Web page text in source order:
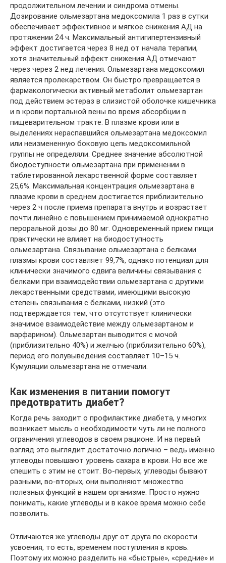
продолжительном лечении и синдрома отмены.
Дозирование ольмезартана медоксомила 1 раз в сутки
обеспечивает эффективное и мягкое снижения АД на
протяжении 24 ч. Максимальный антигипертензивный
эффект достигается через 8 нед от начала терапии,
хотя значительный эффект снижения АД отмечают
через через 2 нед лечения. Ольмезартана медоксомил
является пролекарством. Он быстро превращается в
фармакологически активный метаболит ольмезартан
под действием эстераз в слизистой оболочке кишечника
и в крови портальной вены во время абсорбции в
пищеварительном тракте. В плазме крови или в
выделениях нераспавшийся ольмезартана медоксомил
или неизмененную боковую цепь медоксомильной
группы не определяли. Среднее значение абсолютной
биодоступности ольмезартана при применении в
таблетированной лекарственной форме составляет
25,6%. Максимальная концентрация ольмезартана в
плазме крови в среднем достигается приблизительно
через 2 ч после приема препарата внутрь и возрастает
почти линейно с повышением принимаемой однократно
пероральной дозы до 80 мг. Одновременный прием пищи
практически не влияет на биодоступность
ольмезартана. Связывание ольмезартана с белками
плазмы крови составляет 99,7%, однако потенциал для
клинически значимого сдвига величины связывания с
белками при взаимодействии ольмезартана с другими
лекарственными средствами, имеющими высокую
степень связывания с белками, низкий (это
подтверждается тем, что отсутствует клинически
значимое взаимодействие между ольмезартаном и
варфарином). Ольмезартан выводится с мочой
(приблизительно 40%) и желчью (приблизительно 60%),
период его полувыведения составляет 10–15 ч.
Кумуляции ольмезартана не отмечали.
Как изменения в питании помогут
предотвратить диабет?
Когда речь заходит о профилактике диабета, у многих
возникает мысль о необходимости чуть ли не полного
ограничения углеводов в своем рационе. И на первый
взгляд это выглядит достаточно логично – ведь именно
углеводы повышают уровень сахара в крови. Но все же
спешить с этим не стоит. Во-первых, углеводы бывают
разными, во-вторых, они выполняют множество
полезных функций в нашем организме. Просто нужно
понимать, какие углеводы и в какое время можно себе
позволить.
Отличаются же углеводы друг от друга по скорости
усвоения, то есть, временем поступления в кровь.
Поэтому их можно разделить на «быстрые», «средние» и